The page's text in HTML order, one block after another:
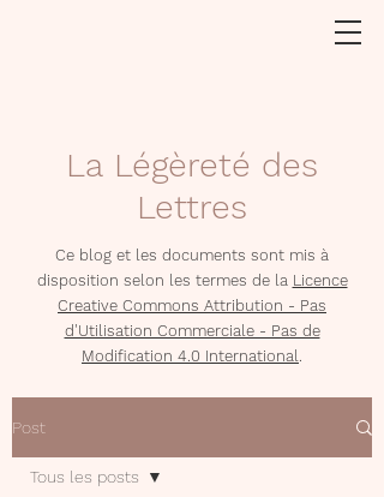
La Légèreté des
Lettres
Ce blog et les documents sont mis à
disposition selon les termes de la Licence
Creative Commons Attribution - Pas
d'Utilisation Commerciale - Pas de
Modification 4.0 International.
Post
Tous les posts